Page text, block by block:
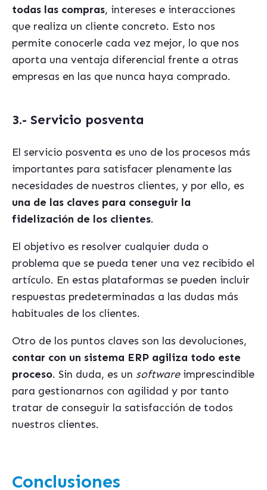
todas las compras, intereses e interacciones
que realiza un cliente concreto. Esto nos
permite conocerle cada vez mejor, lo que nos
aporta una ventaja diferencial frente a otras
empresas en las que nunca haya comprado.
3.- Servicio posventa
El servicio posventa es uno de los procesos más
importantes para satisfacer plenamente las
necesidades de nuestros clientes, y por ello, es
una de las claves para conseguir la
fidelización de los clientes.
El objetivo es resolver cualquier duda o
problema que se pueda tener una vez recibido el
artículo. En estas plataformas se pueden incluir
respuestas predeterminadas a las dudas más
habituales de los clientes.
Otro de los puntos claves son las devoluciones,
contar con un sistema ERP agiliza todo este
proceso. Sin duda, es un softwareimprescindible
para gestionarnos con agilidad y por tanto
tratar de conseguir la satisfacción de todos
nuestros clientes.
Conclusiones